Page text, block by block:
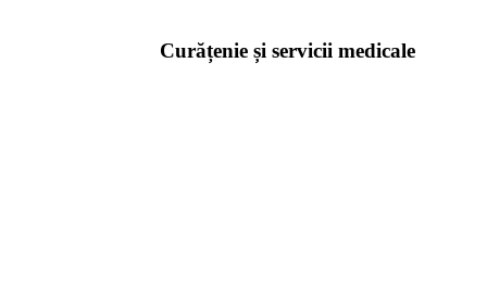
Curățenie și servicii medicale